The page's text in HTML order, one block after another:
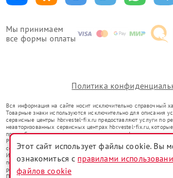
Мы принимаем
все формы оплаты
Политика
Вся информация на сайте носит исключительно справочный
Товарные знаки используются исключительно для описания
сервисные центры hbr.vestel-fix.ru предоставляют услуги по
неавторизованных сервисных центрах hbr.vestel-fix.ru,
правообладателями товарных знаков или их официальными
Ремонт осуществляется для устройств, уже введенных в
со статьей 1487 ГК РФ.
Использование товарных знаков не преследует цели
потребителей в заблуждение, а служит для информирования о
ремонту техники указанных брендов.
Этот сайт использует файлы cookie. Вы
ознакомиться с правилами
файлов cookie